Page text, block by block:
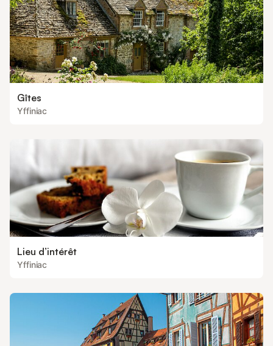
Gîtes
Yffiniac
Lieu d’intérêt
Yffiniac